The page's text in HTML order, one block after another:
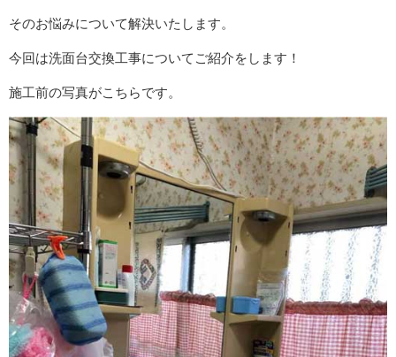
そのお悩みについて解決いたします。
今回は洗面台交換工事についてご紹介をします！
施工前の写真がこちらです。